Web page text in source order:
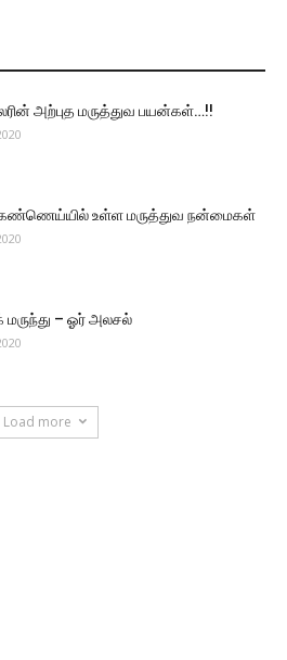
அற்புத மருத்துவ பயன்கள்…!!
உள்ள மருத்துவ நன்மைகள்
மருந்து – ஓர் அலசல்
Load more